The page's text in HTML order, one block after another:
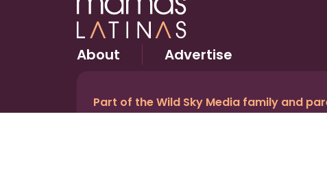
About Advertise
Part of the Wild Sky Media family and
© 2026 Wild Sky Media. All rights reserved.